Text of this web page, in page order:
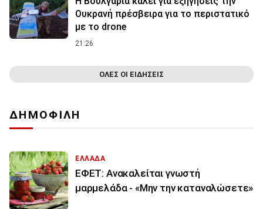
Ουκρανή πρέσβειρα για το περιστατικό
με το drone
21:26
ΟΛΕΣ ΟΙ ΕΙΔΗΣΕΙΣ
ΔΗΜΟΦΙΛΗ
ΕΛΛΑΔΑ
ΕΦΕΤ: Ανακαλείται γνωστή
μαρμελάδα - «Μην την καταναλώσετε»